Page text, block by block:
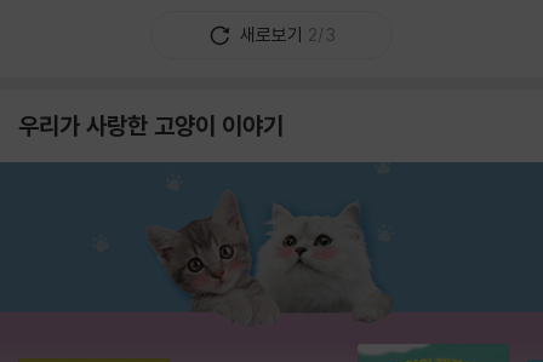
새로보기 2/3
우리가 사랑한 고양이 이야기